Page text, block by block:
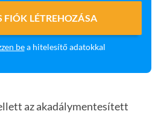
FIÓK LÉTREHOZÁSA
bea hitelesítő adatokkal
az akadálymentesített